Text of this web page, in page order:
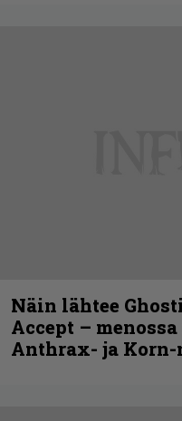
Näin lähtee
Accept –
Anthrax- ja